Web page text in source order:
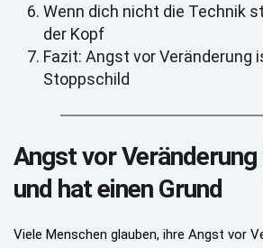
Wenn dich nicht die Technik
der Kopf
Fazit: Angst vor Veränderung
Stoppschild
Angst vor
und hat einen Grund
Viele Menschen glauben, ihre Angst vor